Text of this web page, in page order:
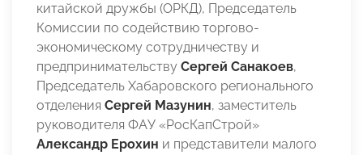
китайской дружбы (ОРКД), Председатель
Комиссии по содействию торгово-
экономическому сотрудничеству и
предпринимательству Сергей Санакоев,
Председатель Хабаровского регионального
отделения Сергей Мазунин, заместитель
руководителя ФАУ «РосКапСтрой»
Александр Ерохин и представители малого